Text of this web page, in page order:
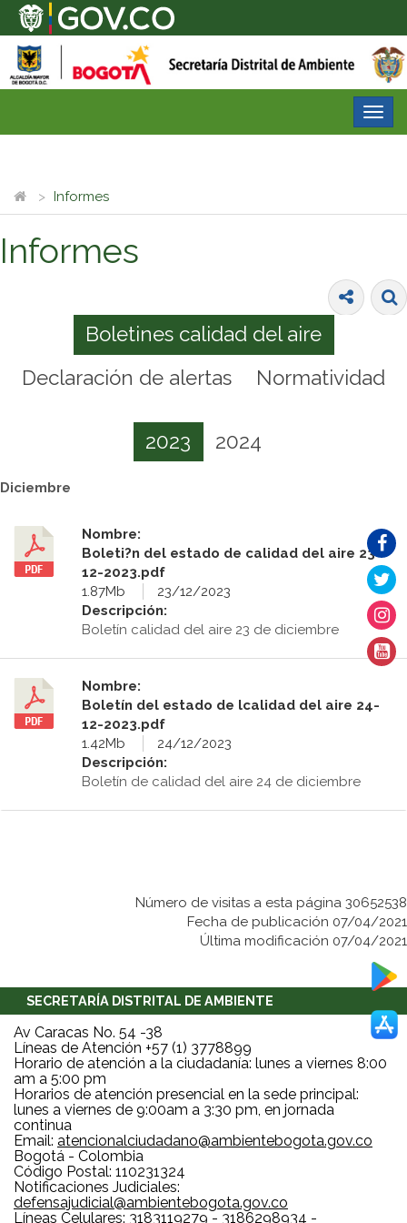
Informes
Informes
Boletines calidad del aire
Declaración de alertas
Normatividad
2023 2024
Diciembre
Nombre:
Boleti?n del estado de calidad del aire 23-
12-2023.pdf
1.87Mb
23/12/2023
Descripción:
Boletín calidad del aire 23 de diciembre
Nombre:
Boletín del estado de lcalidad del aire 24-
12-2023.pdf
1.42Mb
24/12/2023
Descripción:
Boletín de calidad del aire 24 de diciembre
Número de visitas a esta página 30652538
Fecha de publicación 07/04/2021
Última modificación 07/04/2021
SECRETARÍA DISTRITAL DE AMBIENTE
Av Caracas No. 54 -38
Líneas de Atención +57 (1) 3778899
Horario de atención a la ciudadanía: lunes a viernes 8:00
am a 5:00 pm
Horarios de atención presencial en la sede principal:
lunes a viernes de 9:00am a 3:30 pm, en jornada
continua
Email: atencionalciudadano@ambientebogota.gov.co
Bogotá - Colombia
Código Postal: 110231324
Notificaciones Judiciales:
defensajudicial@ambientebogota.gov.co
Líneas Celulares: 3183119279 - 3186298934 -